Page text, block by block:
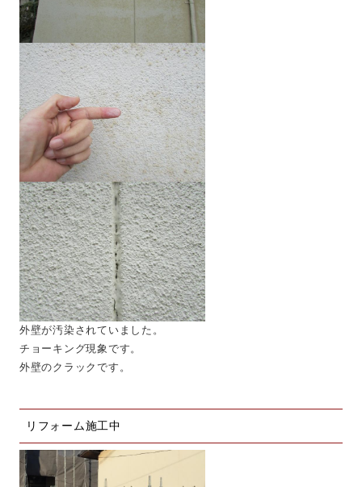
外壁が汚染されていました。
チョーキング現象です。
外壁のクラックです。
リフォーム施工中